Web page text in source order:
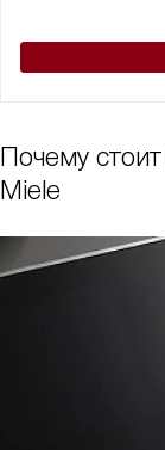
Почему
Miele